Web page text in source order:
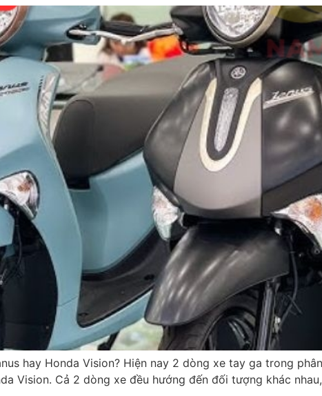
hay Honda Vision? Hiện nay 2 dòng xe tay ga trong
Vision. Cả 2 dòng xe đều hướng đến đối tượng khác